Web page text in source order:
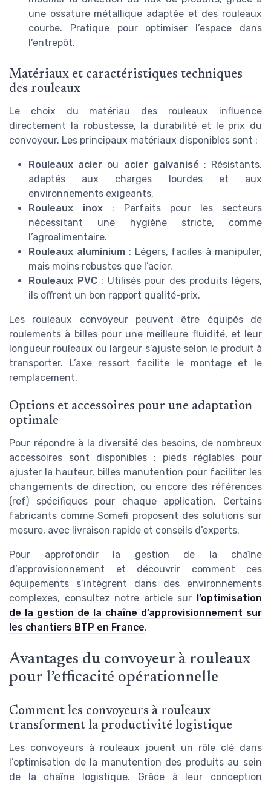
une ossature métallique adaptée et des rouleaux
courbe. Pratique pour optimiser l’espace dans
l’entrepôt.
Matériaux et caractéristiques techniques
des rouleaux
Le choix du matériau des rouleaux influence
directement la robustesse, la durabilité et le prix du
convoyeur. Les principaux matériaux disponibles sont :
Rouleaux acier ou acier galvanisé : Résistants,
adaptés aux charges lourdes et aux
environnements exigeants.
Rouleaux inox: Parfaits pour les secteurs
nécessitant une hygiène stricte, comme
l’agroalimentaire.
Rouleaux aluminium: Légers, faciles à manipuler,
mais moins robustes que l’acier.
Rouleaux PVC: Utilisés pour des produits légers,
ils offrent un bon rapport qualité-prix.
Les rouleaux convoyeur peuvent être équipés de
roulements à billes pour une meilleure fluidité, et leur
longueur rouleaux ou largeur s’ajuste selon le produit à
transporter. L’axe ressort facilite le montage et le
remplacement.
Options et accessoires pour une adaptation
optimale
Pour répondre à la diversité des besoins, de nombreux
accessoires sont disponibles : pieds réglables pour
ajuster la hauteur, billes manutention pour faciliter les
changements de direction, ou encore des références
(ref) spécifiques pour chaque application. Certains
fabricants comme Somefi proposent des solutions sur
mesure, avec livraison rapide et conseils d’experts.
Pour approfondir la gestion de la chaîne
d’approvisionnement et découvrir comment ces
équipements s’intègrent dans des environnements
complexes, consultez notre article sur l’optimisation
de la gestion de la chaîne d’approvisionnement sur
les chantiers BTP en France.
Avantages du convoyeur à rouleaux
pour l’efficacité opérationnelle
Comment les convoyeurs à rouleaux
transforment la productivité logistique
Les convoyeurs à rouleaux jouent un rôle clé dans
l’optimisation de la manutention des produits au sein
de la chaîne logistique. Grâce à leur conception